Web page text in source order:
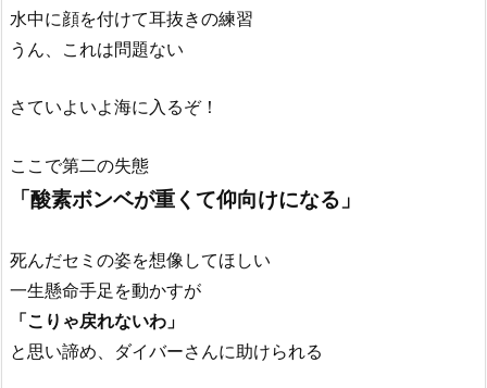
水中に顔を付けて耳抜きの練習
うん、これは問題ない
さていよいよ海に入るぞ！
ここで第二の失態
「酸素ボンベが重くて仰向けになる」
死んだセミの姿を想像してほしい
一生懸命手足を動かすが
「こりゃ戻れないわ」
と思い諦め、ダイバーさんに助けられる